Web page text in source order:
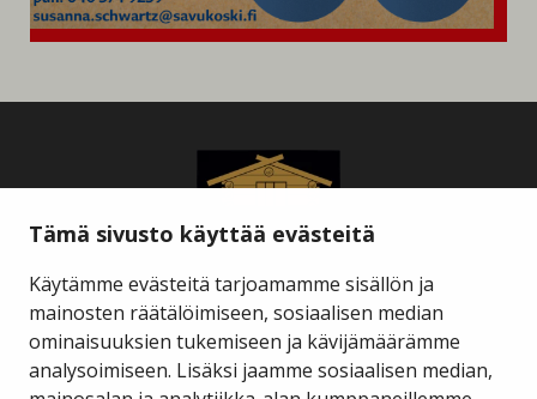
Tämä sivusto käyttää evästeitä
Käytämme evästeitä tarjoamamme sisällön ja
mainosten räätälöimiseen, sosiaalisen median
ominaisuuksien tukemiseen ja kävijämäärämme
analysoimiseen. Lisäksi jaamme sosiaalisen median,
Savukosken kunta